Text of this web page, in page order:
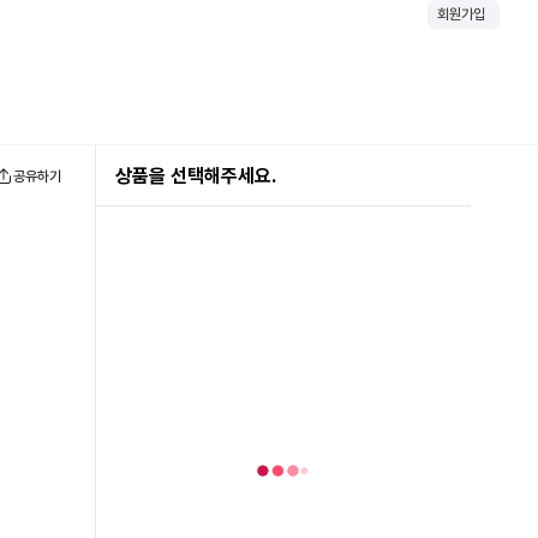
회원가입
공유하기 상품을 선택해주세요.